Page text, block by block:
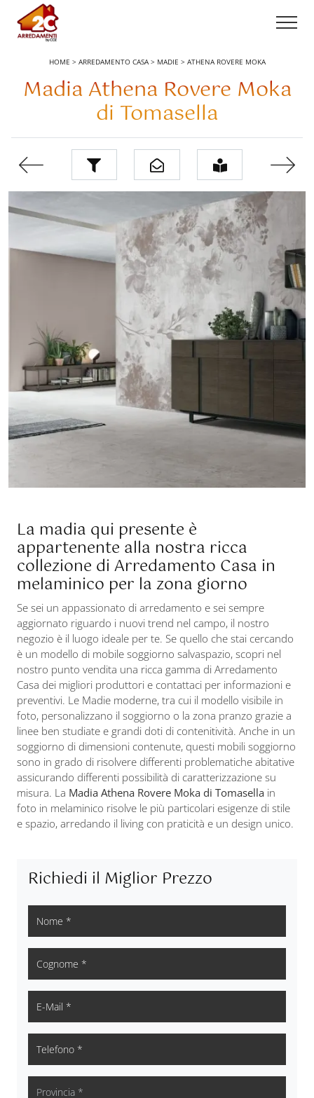
HOME > ARREDAMENTO CASA> MADIE > ATHENA ROVERE MOKA
Madia Athena Rovere Moka
di Tomasella
La madia qui presente è
appartenente alla nostra ricca
collezione di Arredamento Casa in
melaminico per la zona giorno
Se sei un appassionato di arredamento e sei sempre
aggiornato riguardo i nuovi trend nel campo, il nostro
negozio è il luogo ideale per te. Se quello che stai cercando
è un modello di mobile soggiorno salvaspazio, scopri nel
nostro punto vendita una ricca gamma di Arredamento
Casa dei migliori produttori e contattaci per informazioni e
preventivi. Le Madie moderne, tra cui il modello visibile in
foto, personalizzano il soggiorno o la zona pranzo grazie a
linee ben studiate e grandi doti di contenitività. Anche in un
soggiorno di dimensioni contenute, questi mobili soggiorno
sono in grado di risolvere differenti problematiche abitative
assicurando differenti possibilità di caratterizzazione su
misura. La Madia Athena Rovere Moka di Tomasella in
foto in melaminico risolve le più particolari esigenze di stile
e spazio, arredando il living con praticità e un design unico.
Richiedi il Miglior Prezzo